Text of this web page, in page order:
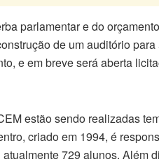
parlamentar e do
de um auditório
e em breve será aberta
estão sendo realizadas
criado em 1994, é
729 alunos. Além